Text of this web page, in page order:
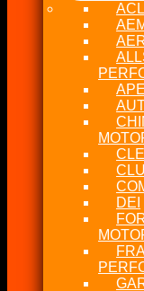
DEI